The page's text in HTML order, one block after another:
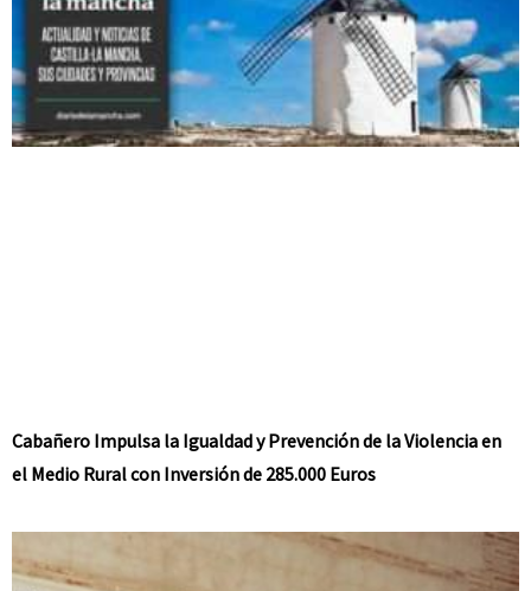
Cabañero Impulsa la Igualdad y Prevención de la Violencia en
el Medio Rural con Inversión de 285.000 Euros